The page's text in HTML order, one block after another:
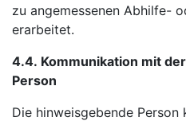
zu angemessenen Abhilfe-
erarbeitet.
4.4. Kommunikation mit
Person
Die hinweisgebende